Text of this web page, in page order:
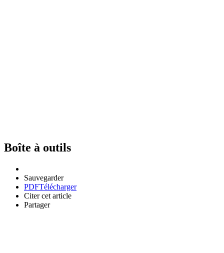
Boîte à outils
Sauvegarder
PDFTélécharger
Citer cet article
Partager